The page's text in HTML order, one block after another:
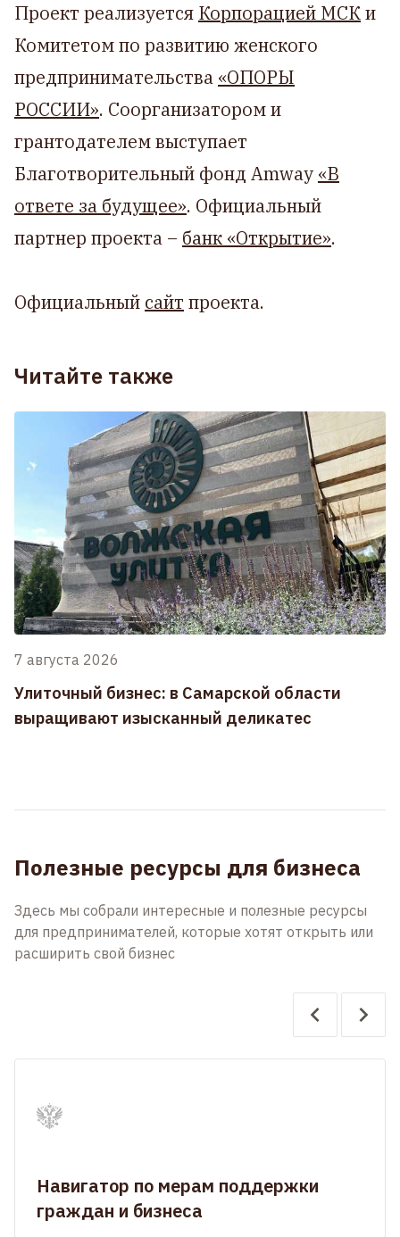
Проект реализуется Корпорацией МСКи
Комитетом по развитию женского
предпринимательства «ОПОРЫ
РОССИИ». Соорганизатором и
грантодателем выступает
Благотворительный фонд Amway «В
ответе за будущее». Официальный
партнер проекта – банк «Открытие».
Официальный сайт проекта.
Читайте также
7 августа 2026
Улиточный бизнес: в Самарской области
выращивают изысканный деликатес
Полезные ресурсы для бизнеса
Здесь мы собрали интересные и полезные ресурсы
для предпринимателей, которые хотят открыть или
расширить свой бизнес
Навигатор по мерам поддержки
граждан и бизнеса